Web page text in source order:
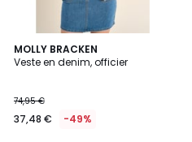
MOLLY BRACKEN
Veste en denim, officier
74,95 €
37,48 € -49%